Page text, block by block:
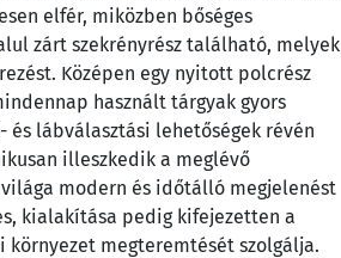
elfér, miközben bőséges
zárt szekrényrész található, melyek
Középen egy nyitott polcrész
használt tárgyak gyors
és lábválasztási lehetőségek révén
illeszkedik a meglévő
modern és időtálló megjelenést
kialakítása pedig kifejezetten a
megteremtését szolgálja.